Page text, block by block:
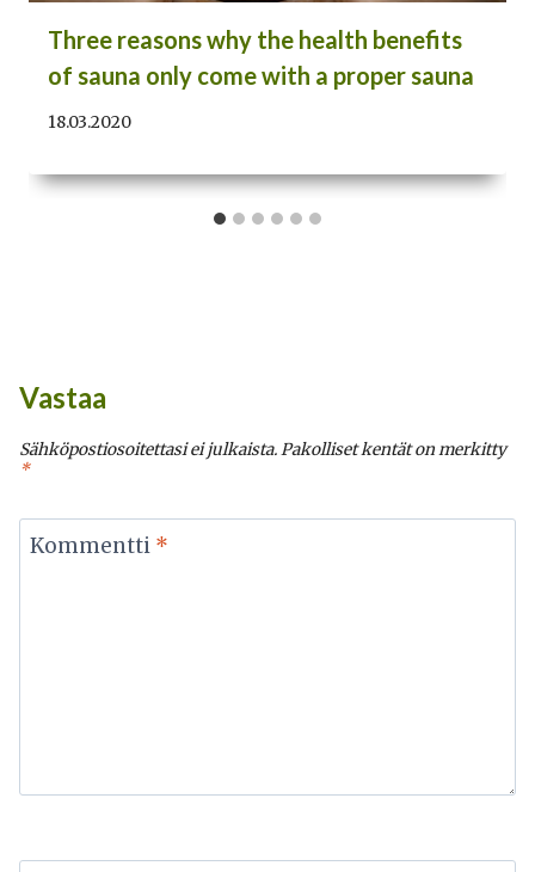
Three reasons why the health benefits
of sauna only come with a proper sauna
18.03.2020
Vastaa
Sähköpostiosoitettasi ei julkaista.Pakolliset kentät on merkitty
*
Kommentti *